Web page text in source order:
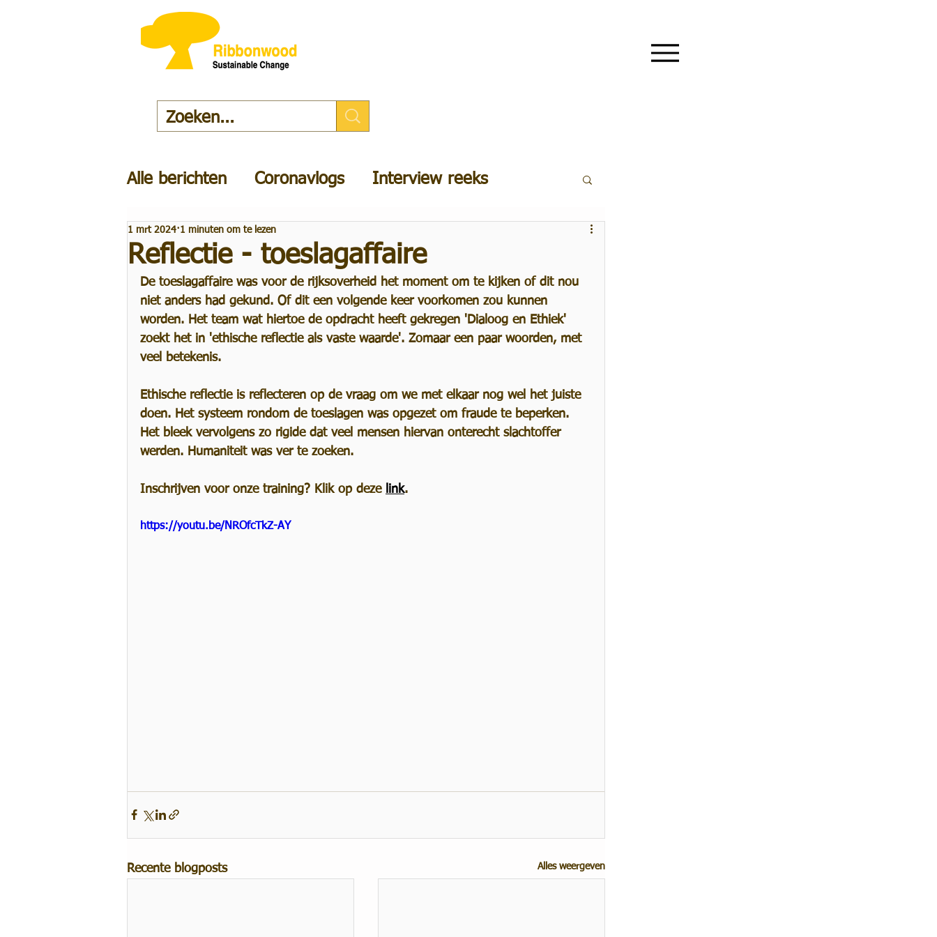
Alle berichten Coronavlogs Interview reeks
Newsletter Leiderschap
Advertentie Managerial roles RibbonWood
Events Producten en diensten
Reflectie - toeslagaffaire
1 mrt 2024 1 minuten om te lezen
De toeslagaffaire was voor de rijksoverheid het moment om te kijken of dit nou
niet anders had gekund. Of dit een volgende keer voorkomen zou kunnen
worden. Het team wat hiertoe de opdracht heeft gekregen 'Dialoog en Ethiek'
zoekt het in 'ethische reflectie als vaste waarde'. Zomaar een paar woorden, met
veel betekenis.
Ethische reflectie is reflecteren op de vraag om we met elkaar nog wel het juiste
doen. Het systeem rondom de toeslagen was opgezet om fraude te beperken.
Het bleek vervolgens zo rigide dat veel mensen hiervan onterecht slachtoffer
werden. Humaniteit was ver te zoeken.
Inschrijven voor onze training? Klik op deze link.
https://youtu.be/NROfcTkZ-AY
Recente blogposts Alles weergeven